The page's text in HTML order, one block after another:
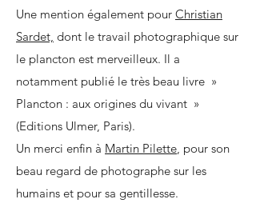
Une mention également pour Christian
Sardet, dont le travail photographique sur
le plancton est merveilleux. Il a
notamment publié le très beau livre »
Plancton : aux origines du vivant »
(Editions Ulmer, Paris).
Un merci enfin à Martin Pilette, pour son
beau regard de photographe sur les
humains et pour sa gentillesse.
School of
Life
Sciences
Super
Resolution
Microscopy
Nottingham,
United
Kingdom
Khabou
Vision
Department
of
Therapeutics
Phil Gates
(Durham
Country
Dr. Kif
Liakath-Ali
King’s
College
London
Centre for